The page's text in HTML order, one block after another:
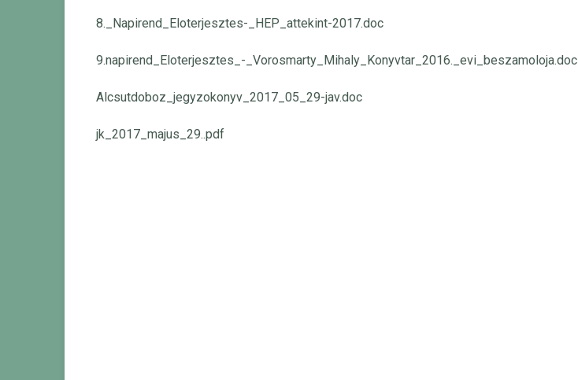
8._Napirend_Eloterjesztes-_HEP_attekint-2017.doc
9.napirend_Eloterjesztes_-_Vorosmarty_Mihaly_Konyvtar_2016._evi_beszamoloja.doc
Alcsutdoboz_jegyzokonyv_2017_05_29-jav.doc
jk_2017_majus_29..pdf